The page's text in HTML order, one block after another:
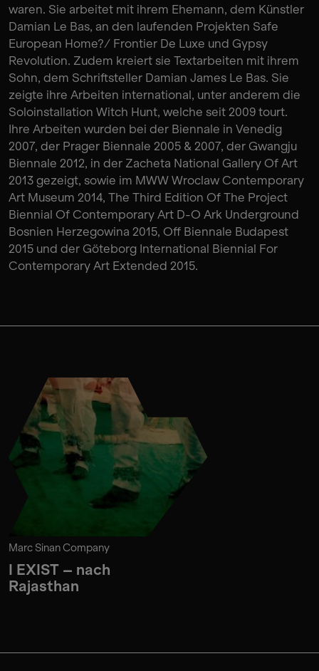
waren. Sie arbeitet mit ihrem Ehemann, dem Künstler
Damian Le Bas, an den laufenden Projekten Safe
European Home?/ Frontier De Luxe und Gypsy
Revolution. Zudem kreiert sie Textarbeiten mit ihrem
Sohn, dem Schriftsteller Damian James Le Bas. Sie
zeigte ihre Arbeiten international, unter anderem die
Soloinstallation Witch Hunt, welche seit 2009 tourt.
Ihre Arbeiten wurden bei der Biennale in Venedig
2007, der Prager Biennale 2005 & 2007, der Gwangju
Biennale 2012, in der Zacheta National Gallery Of Art
2013 gezeigt, sowie im MWW Wroclaw Contemporary
Art Museum 2014, The Third Edition Of The Project
Biennial Of Contemporary Art D-O Ark Underground
Bosnien Herzegowina 2015, Off Biennale Budapest
2015 und der Göteborg International Biennial For
Contemporary Art Extended 2015.
Marc Sinan Company
I EXIST – nach
Rajasthan